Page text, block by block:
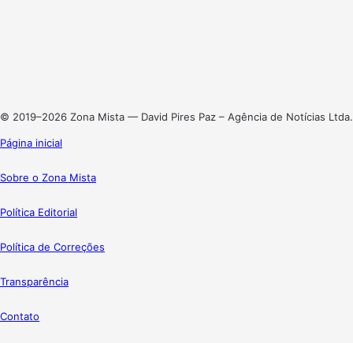
© 2019–2026 Zona Mista — David Pires Paz – Agência de Notícias Ltda.
Página inicial
Sobre o Zona Mista
Política Editorial
Política de Correções
Transparência
Contato